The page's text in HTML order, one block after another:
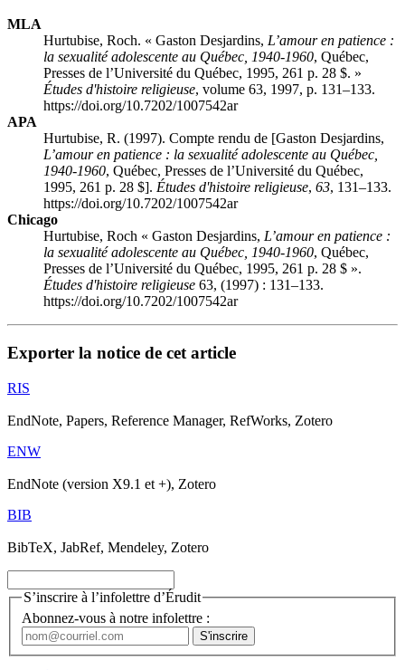
MLA
Hurtubise, Roch. « Gaston Desjardins, L’amour en patience :
la sexualité adolescente au Québec, 1940-1960, Québec,
Presses de l’Université du Québec, 1995, 261 p. 28 $. »
Études d'histoire religieuse, volume 63, 1997, p. 131–133.
https://doi.org/10.7202/1007542ar
APA
Hurtubise, R. (1997). Compte rendu de [Gaston Desjardins,
L’amour en patience : la sexualité adolescente au Québec,
1940-1960, Québec, Presses de l’Université du Québec,
1995, 261 p. 28 $]. Études d'histoire religieuse, 63, 131–133.
https://doi.org/10.7202/1007542ar
Chicago
Hurtubise, Roch « Gaston Desjardins, L’amour en patience :
la sexualité adolescente au Québec, 1940-1960, Québec,
Presses de l’Université du Québec, 1995, 261 p. 28 $ ».
Études d'histoire religieuse 63, (1997) : 131–133.
https://doi.org/10.7202/1007542ar
Exporter la notice de cet article
RIS
EndNote, Papers, Reference Manager, RefWorks, Zotero
ENW
EndNote (version X9.1 et +), Zotero
BIB
BibTeX, JabRef, Mendeley, Zotero
S’inscrire à l’infolettre d’Érudit
Abonnez-vous à notre infolettre :